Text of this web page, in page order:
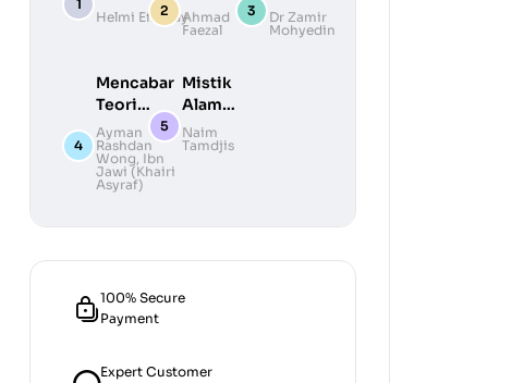
Sejarah
Helmi EffendyPertama
–
Templar
Ahmad
Faezal
Falsafah
Di
Dr Zamir
Mohyedin
Mencabar
Teori
Konspirasi
Ayman
Rashdan
Wong, Ibn
Jawi (Khairi
Asyraf)
Mistik
Alam
Melayu
Naim
Tamdjis
100% Secure
Payment
Expert Customer